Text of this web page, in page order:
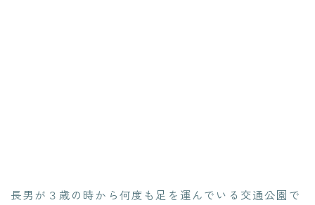
長男が３歳の時から何度も足を運んでいる交通公園で